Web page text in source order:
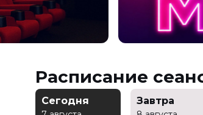
Расписание
Сегодня Завтра